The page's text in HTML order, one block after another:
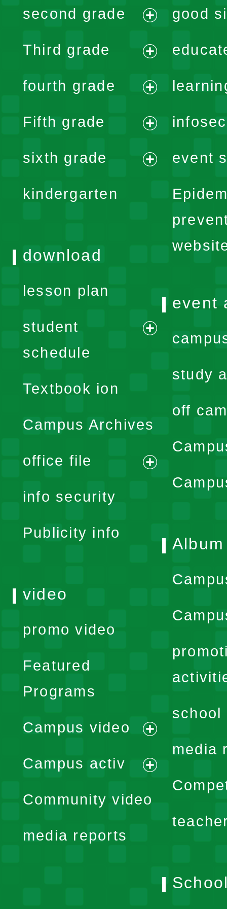
menu
second grade
menu
Third grade
menu
fourth grade
menu
Fifth grade
menu
sixth grade
kindergarten
good
event
download
lesson plan
student
schedule
expand
menu
Textbook ion
Campus Archives
office file
expand
info security
Publicity info
event
study
off
Album
school
media
video
promo video
Featured
Programs
Campus video
expand
menu
Campus activ
expand
Community video
media reports